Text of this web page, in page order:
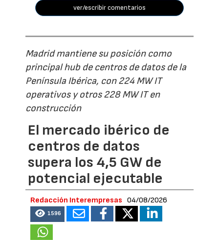
ver/escribir comentarios
Madrid mantiene su posición como
principal hub de centros de datos de la
Península Ibérica, con 224 MW IT
operativos y otros 228 MW IT en
construcción
El mercado ibérico de
centros de datos
supera los 4,5 GW de
potencial ejecutable
Redacción Interempresas 04/08/2026
1596